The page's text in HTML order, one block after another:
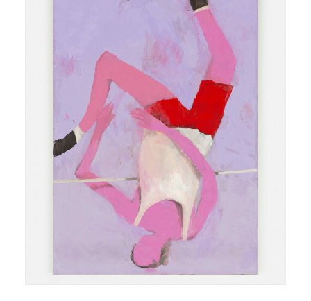
huile sur toile oil on canvas 2200 x 150 cm 2022 REF.
MW.2022.027